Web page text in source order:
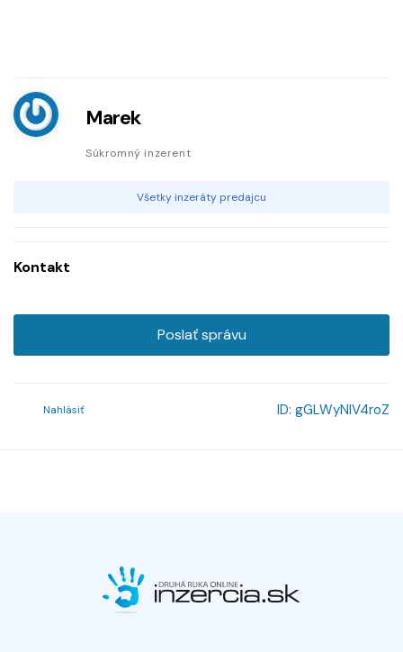
Marek
Súkromný inzerent
Všetky inzeráty predajcu
Kontakt
Poslať správu
Nahlásiť ID: gGLWyNlV4roZ